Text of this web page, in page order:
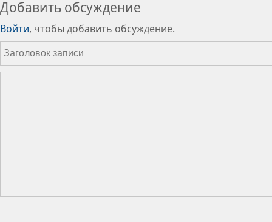
Добавить обсуждение
Войти, чтобы добавить обсуждение.